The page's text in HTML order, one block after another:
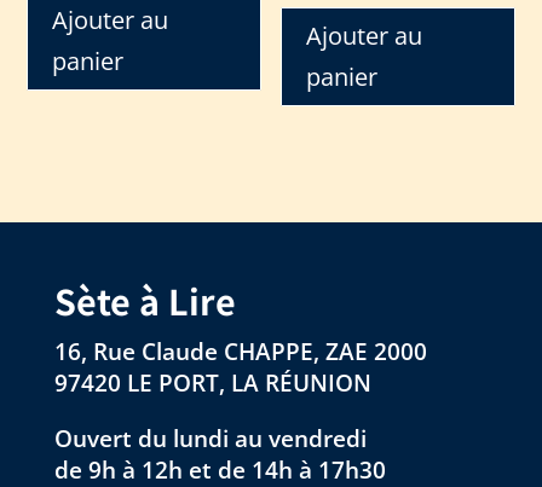
Ajouter au
panier
Ajouter au
panier
Sète à Lire
16, Rue Claude CHAPPE, ZAE 2000
97420 LE PORT, LA RÉUNION
Ouvert du lundi au vendredi
de 9h à 12h et de 14h à 17h30